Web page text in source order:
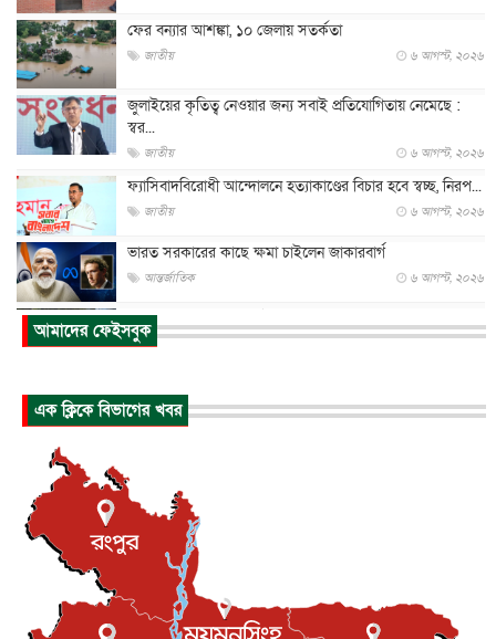
ফের বন্যার আশঙ্কা, ১০ জেলায় সতর্কতা
জাতীয় ৬ আগস্ট, ২০২৬
জুলাইয়ের কৃতিত্ব নেওয়ার জন্য সবাই প্রতিযোগিতায় নেমেছে :
স্বর...
জাতীয় ৬ আগস্ট, ২০২৬
ফ্যাসিবাদবিরোধী আন্দোলনে হত্যাকাণ্ডের বিচার হবে স্বচ্ছ, নিরপ...
জাতীয় ৬ আগস্ট, ২০২৬
ভারত সরকারের কাছে ক্ষমা চাইলেন জাকারবার্গ
আন্তর্জাতিক ৬ আগস্ট, ২০২৬
আকাশে ট্রাম্পের হেলিকপ্টার ও যাত্রীবাহী বিমান মুখোমুখি, তদন্...
আন্তর্জাতিক
আন্তর্জাতিক ৬ আগস্ট, ২০২৬
টি-টোয়েন্টি ইতিহাসের সর্বোচ্চ রানের মালিক এখন জস বাটলার
বস্তিতে কেটেছে শৈশব, আজ মুম্বাইয়ে দুই বাড়ির মালিক
বিনোদন ৬ আগস্ট, ২০২৬
আমাদের ফেইসবুক
এক ক্লিকে বিভাগের খবর